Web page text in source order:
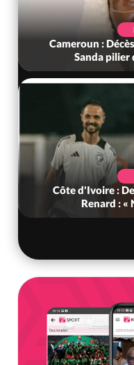
Cameroun :
Sanda
Côte d'Ivoire :
Renard : «